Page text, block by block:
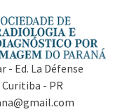
- Ed. La Défense
- PR